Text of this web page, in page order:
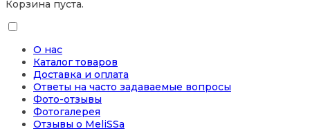
Корзина пуста.
О нас
Каталог товаров
Доставка и оплата
Ответы на часто задаваемые вопросы
Фото-отзывы
Фотогалерея
Отзывы о MeliSSa